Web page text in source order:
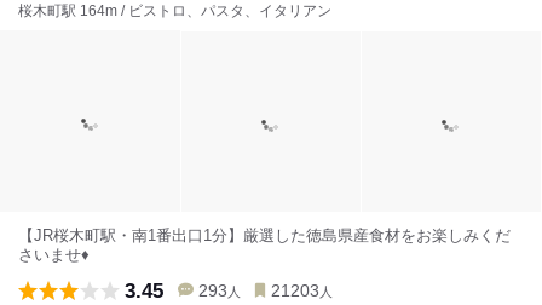
桜木町駅 164m / ビストロ、パスタ、イタリアン
【JR桜木町駅・南1番出口1分】厳選した徳島県産食材をお楽しみくだ
さいませ♦︎
3.45 293 人 21203 人